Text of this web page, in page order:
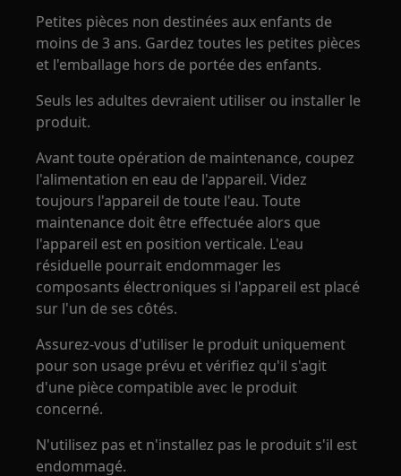
Petites pièces non destinées aux enfants de
moins de 3 ans. Gardez toutes les petites pièces
et l'emballage hors de portée des enfants.
Seuls les adultes devraient utiliser ou installer le
produit.
Avant toute opération de maintenance, coupez
l'alimentation en eau de l'appareil. Videz
toujours l'appareil de toute l'eau. Toute
maintenance doit être effectuée alors que
l'appareil est en position verticale. L'eau
résiduelle pourrait endommager les
composants électroniques si l'appareil est placé
sur l'un de ses côtés.
Assurez-vous d'utiliser le produit uniquement
pour son usage prévu et vérifiez qu'il s'agit
d'une pièce compatible avec le produit
concerné.
N'utilisez pas et n'installez pas le produit s'il est
endommagé.